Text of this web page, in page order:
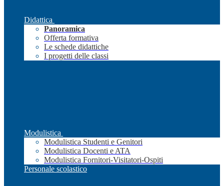
Didattica
Panoramica
Offerta formativa
Le schede didattiche
I progetti delle classi
Modulistica
Modulistica Studenti e Genitori
Modulistica Docenti e ATA
Modulistica Fornitori-Visitatori-Ospiti
Personale scolastico